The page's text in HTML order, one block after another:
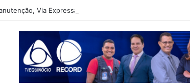
Via Expressa Anníbal Barcellos está tomada por